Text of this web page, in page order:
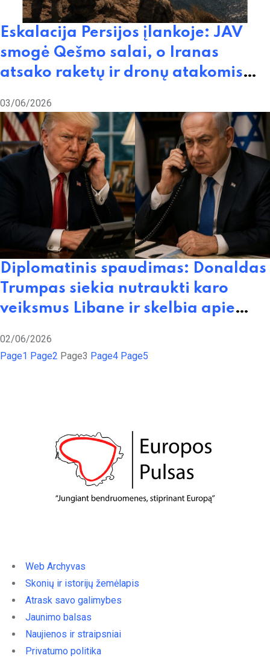
Eskalacija Persijos įlankoje: JAV
smogė Qešmo salai, o Iranas
atsako raketų ir dronų atakomis
03/06/2026
Diplomatinis spaudimas: Donaldas
Trumpas siekia nutraukti karo
veiksmus Libane ir skelbia apie
02/06/2026
Page1 Page2 Page3 Page4 Page5
Web Archyvas
Skonių ir istorijų žemėlapis
Atrask savo galimybes
Jaunimo balsas
Naujienos ir straipsniai
Privatumo politika